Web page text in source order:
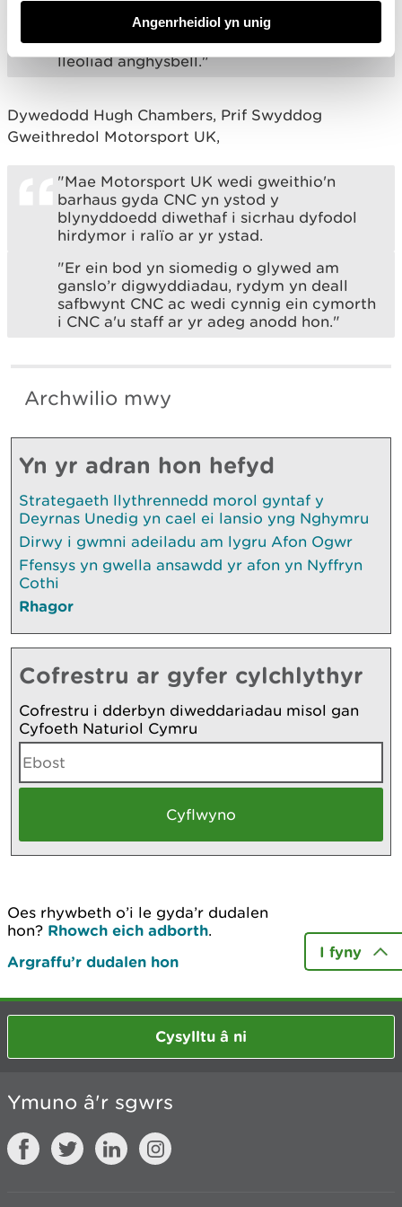
Angenrheidiol yn unig
"Mae'r un peth yn wir am Goedwig Ceri,
sy'n cynnal Rali Woodpecker ym mis Medi;
does dim modd cyrraedd yno oherwydd y
lleoliad anghysbell."
Dywedodd Hugh Chambers, Prif Swyddog
Gweithredol Motorsport UK,
"Mae Motorsport UK wedi gweithio'n
barhaus gyda CNC yn ystod y
blynyddoedd diwethaf i sicrhau dyfodol
hirdymor i ralïo ar yr ystad.
"Er ein bod yn siomedig o glywed am
ganslo’r digwyddiadau, rydym yn deall
safbwynt CNC ac wedi cynnig ein cymorth
i CNC a'u staff ar yr adeg anodd hon."
Archwilio mwy
Yn yr adran hon hefyd
Strategaeth llythrennedd morol gyntaf y
Deyrnas Unedig yn cael ei lansio yng Nghymru
Dirwy i gwmni adeiladu am lygru Afon Ogwr
Ffensys yn gwella ansawdd yr afon yn Nyffryn
Cothi
Rhagor
Cofrestru ar gyfer cylchlythyr
Cofrestru i dderbyn diweddariadau misol gan
Cyfoeth Naturiol Cymru
Oes rhywbeth o’i le gyda’r dudalen
hon? Rhowch eich adborth.
Argraffu’r dudalen hon
I fyny
Cysylltu â ni
Ymuno â'r sgwrs